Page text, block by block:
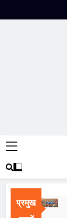
प्रमुख